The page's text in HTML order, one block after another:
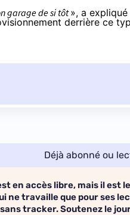
garage de si tôt», a expliqué
derrière ce
Déjà abonné ou
en accès libre, mais il est
ne travaille que pour ses
tracker. Soutenez le